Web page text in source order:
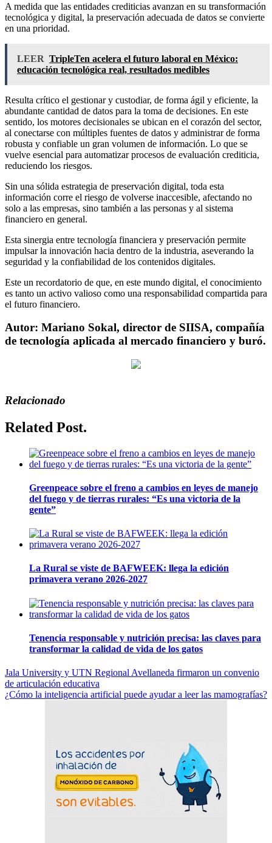
A medida que las entidades crediticias avanzan en su transformación
tecnológica y digital, la preservación adecuada de datos se convierte
en una prioridad.
LEER TripleTen acelera el futuro laboral en México:
educación tecnológica real, resultados medibles
Resulta crítico el gestionar y custodiar, de forma ágil y eficiente, la
abundante cantidad de datos para la toma de decisiones. En este
sentido, los motores decisionales se ubican en el corazón del sector,
al conectarse con múltiples fuentes de datos y administrar de forma
robusta y confiable un gran volumen de información. Lo que se
vuelve esencial para automatizar procesos de evaluación crediticia,
reduciendo los riesgos.
Sin una sólida estrategia de preservación digital, toda esta
información corre el riesgo de volverse inaccesible, afectando no
solo a las empresas, sino también a las personas y al sistema
financiero en general.
Esta sinergia entre tecnología financiera y preservación permite
impulsar la innovación hacia dentro de la industria, aseverando la
seguridad y la confiabilidad de los contenidos digitales.
Este un recordatorio de que, en este mundo digital, el conocimiento
es tanto un activo valioso como una responsabilidad compartida para
el futuro financiero.
Autor: Mariano Sokal, director de SIISA, compañía
de tecnología aplicada al mercado financiero y buró.
Relacionado
Related Post.
Greenpeace sobre el freno a cambios en leyes de manejo
del fuego y de tierras rurales: “Es una victoria de la
gente”
La Rural se viste de BAFWEEK: llega la edición
primavera verano 2026-2027
Tenencia responsable y nutrición precisa: las claves para
transformar la calidad de vida de los gatos
Navegación
de
Jala University y UTN Regional Avellaneda firmaron un convenio
de articulación educativa
¿Cómo la inteligencia artificial puede ayudar a leer las mamografías?